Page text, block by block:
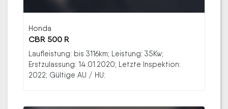
Honda
CBR 500 R
Laufleistung: bis 3116km; Leistung: 35Kw;
Erstzulassung: 14.01.2020; Letzte Inspektion:
2022; Gültige AU / HU: